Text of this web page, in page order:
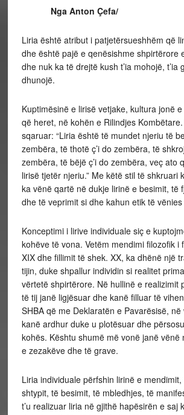
Nga Anton Çefa/
Liria është atribut i patjetërsueshhëm që
dhe është pajë e qenësishme shpirtërore
dhe nuk ka të drejtë kush t’ia mohojë, t’ia
dhunojë.
Kuptimësinë e lirisë vetjake, kultura jonë
që heret, në kohën e Rilindjes
sqaruar: “Liria është të mundet njeriu të
zembëra, të thotë ç’i do zembëra, të
zembëra, të bëjë ç’i do zembëra, veç ato
lirisë tjetër njeriu.” Me këtë stil të shkruari
ka vënë qartë në dukje lirinë e besimit, të
dhe të veprimit si dhe kahun etik të
Konceptimi i lirive individuale siç e
kohëve të vona. Vetëm mendimi filozofik i
XIX dhe fillimit të shek. XX, ka dhënë një
tijin, duke shpallur individin si realitet
vërtetë shpirtërore. Në hullinë e realizimit
të tij janë ligjësuar dhe kanë filluar të
SHBA që me Deklaratën e Pavarësisë,
kanë ardhur duke u plotësuar dhe
kohës. Kështu shumë më vonë janë vënë
e zezakëve dhe të grave.
Liria individuale përfshin lirinë e
shtypit, të besimit, të mbledhjes, të
t’u realizuar liria në gjithë hapësirën e saj